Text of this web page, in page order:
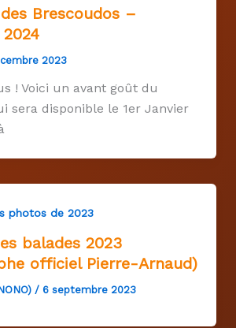
Brescoudos –
2023
! Voici un avant goût du
sera disponible le 1er Janvier
photos de 2023
balades 2023
officiel Pierre-Arnaud)
/ 6 septembre 2023